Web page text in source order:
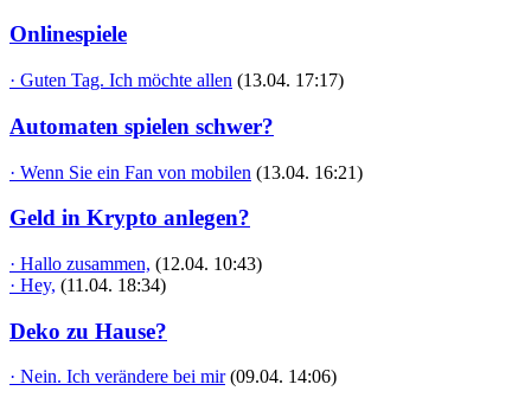
Onlinespiele
· Guten Tag. Ich möchte allen (13.04. 17:17)
Automaten spielen schwer?
· Wenn Sie ein Fan von mobilen (13.04. 16:21)
Geld in Krypto anlegen?
· Hallo zusammen, (12.04. 10:43)
· Hey, (11.04. 18:34)
Deko zu Hause?
· Nein. Ich verändere bei mir (09.04. 14:06)